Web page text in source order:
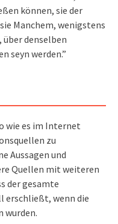
können, sie der
Manchem, wenigstens
denselben
seyn werden.”
wie es im Internet
zu
Aussagen und
Quellen mit weiteren
der gesamte
erschließt, wenn die
wurden.